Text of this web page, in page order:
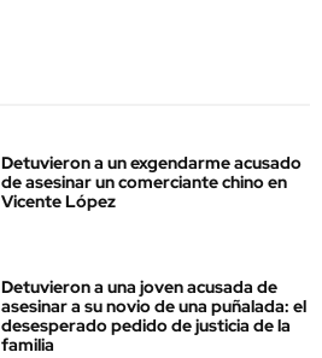
Detuvieron a un exgendarme acusado
de asesinar un comerciante chino en
Vicente López
Detuvieron a una joven acusada de
asesinar a su novio de una puñalada: el
desesperado pedido de justicia de la
familia